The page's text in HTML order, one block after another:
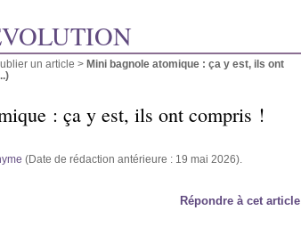
un article > Mini bagnole atomique : ça y est, ils ont
: ça y est, ils ont compris !
(Date de rédaction antérieure : 19 mai 2026).
Répondre à cet article